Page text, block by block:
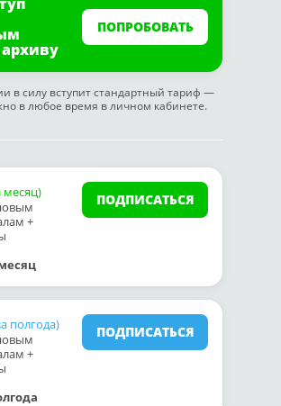
ПОПРОБОВАТЬ
в силу вступит стандартный тариф —
в любое время в личном кабинете.
месяц)
+
ПОДПИСАТЬСЯ
полгода)
+
ПОДПИСАТЬСЯ